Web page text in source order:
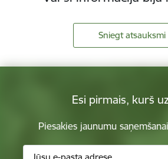
Sniegt atsauksmi
Esi pirmais, kurš
Piesakies jaunumu